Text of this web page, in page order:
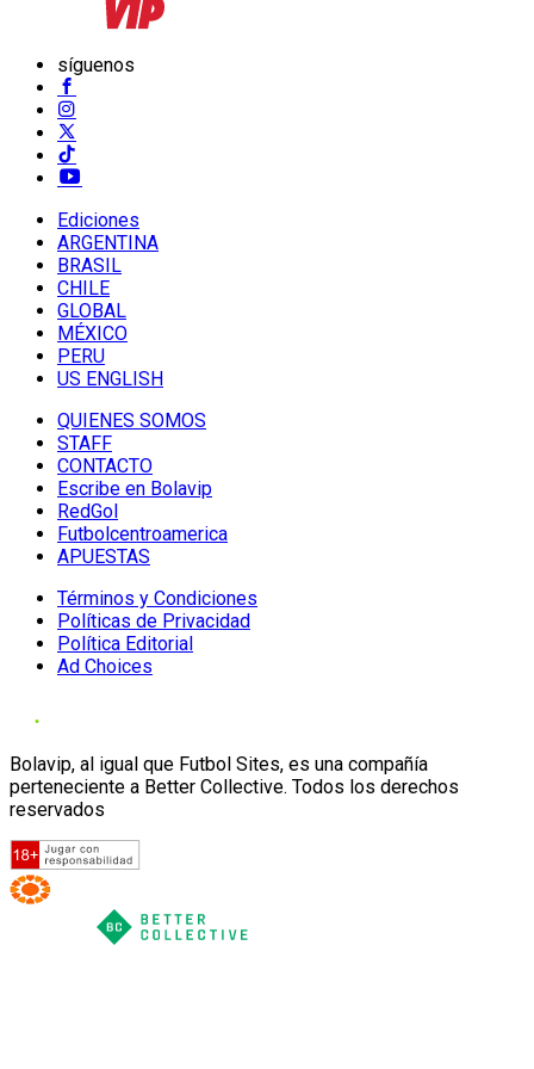
síguenos
Ediciones
ARGENTINA
BRASIL
CHILE
GLOBAL
MÉXICO
PERU
US ENGLISH
QUIENES SOMOS
STAFF
CONTACTO
Escribe en Bolavip
RedGol
Futbolcentroamerica
APUESTAS
Términos y Condiciones
Políticas de Privacidad
Política Editorial
Ad Choices
Bolavip, al igual que Futbol Sites, es una compañía
perteneciente a Better Collective. Todos los derechos
reservados